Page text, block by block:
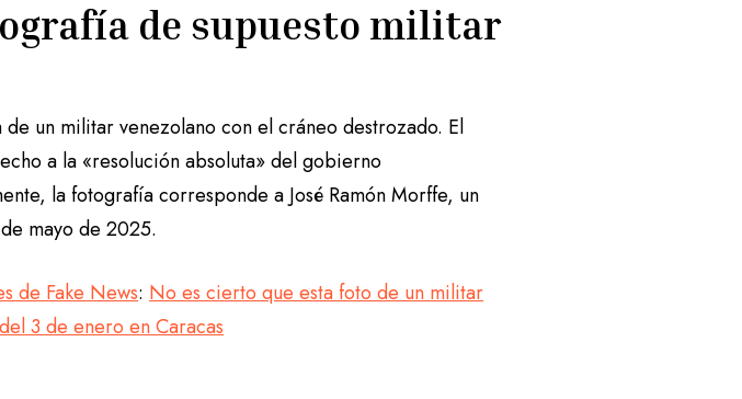
de supuesto militar
un militar venezolano con el cráneo destrozado. El
a la «resolución absoluta» del gobierno
la fotografía corresponde a José Ramón Morffe, un
mayo de 2025.
de Fake News: No es cierto que esta foto de un militar
3 de enero en Caracas